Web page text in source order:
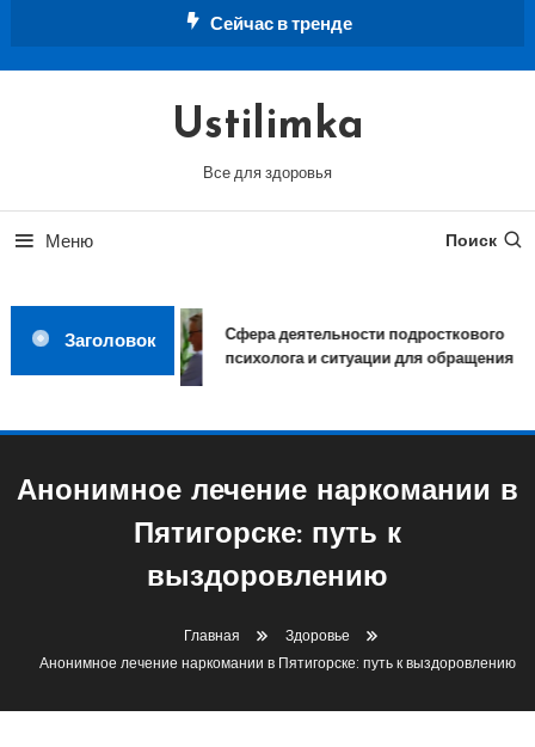
Сейчас в тренде
Ustilimka
Все для здоровья
Меню Поиск
Заголовок
Сфера деятельности подросткового
психолога и ситуации для обращения
Анонимное лечение наркомании в
Пятигорске: путь к
выздоровлению
Главная
Здоровье
Анонимное лечение наркомании в Пятигорске: путь к выздоровлению